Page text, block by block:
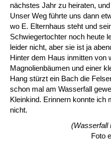
nächstes Jahr zu heiraten,
Unser Weg führte uns dann
wo E. Elternhaus steht und
Schwiegertochter noch heute
leider nicht, aber sie ist ja
Hinter dem Haus inmitten von
Magnolienbäumen und einer
Hang stürzt ein Bach die
schon mal am Wasserfall
Kleinkind. Erinnern konnte ich
nicht.
(Wasserfall
Foto